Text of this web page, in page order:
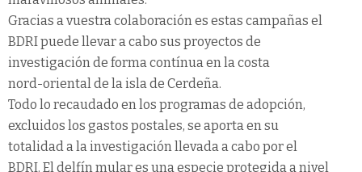
Gracias a vuestra colaboración es estas campañas el
BDRI puede llevar a cabo sus proyectos de
investigación de forma contínua en la costa
nord-oriental de la isla de Cerdeña.
Todo lo recaudado en los programas de adopción,
excluidos los gastos postales, se aporta en su
totalidad a la investigación llevada a cabo por el
BDRI. El delfín mular es una especie protegida a nivel